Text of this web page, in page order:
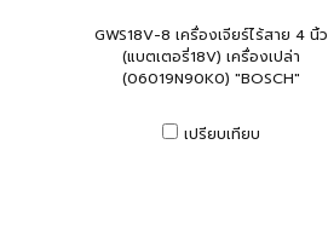
GWS18V-8 เครื่องเจียร์ไร้สาย 4 นิ้ว
(แบตเตอรี่18V) เครื่องเปล่า
(06019N90K0) "BOSCH"
เปรียบเทียบ